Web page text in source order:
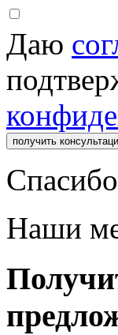
Даю
получить
Наши